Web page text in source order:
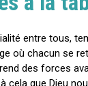
entre tous,
où chacun se
des forces
cela que Dieu